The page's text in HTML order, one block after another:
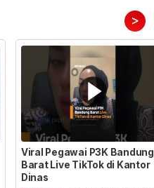
>
Viral Pegawai P3K Bandung
Barat Live TikTok di Kantor
Dinas